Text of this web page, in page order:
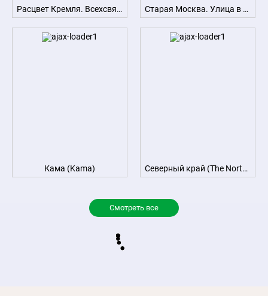
Расцвет Кремля. Всехсвятский мост и Кремль в конце XVII века (The heyday of the Kremlin. All Saints Drive and the Kremlin in the late XVII century) Старая Москва. Улица в Китай-городе начала XVII века (Old Moscow. Street in China-town in early XVII century)
Кама (Kama) Северный край (The Northern territory)
Смотреть все